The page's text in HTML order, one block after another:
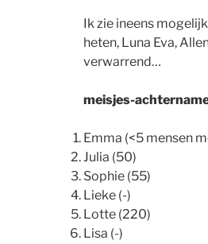
Ik zie ineens
heten, Luna Eva,
verwarrend…
meisjes-
Emma (<5 mensen
Julia (50)
Sophie (55)
Lieke (-)
Lotte (220)
Lisa (-)